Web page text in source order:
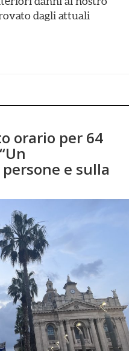
dagli attuali
orario per 64
e sulla